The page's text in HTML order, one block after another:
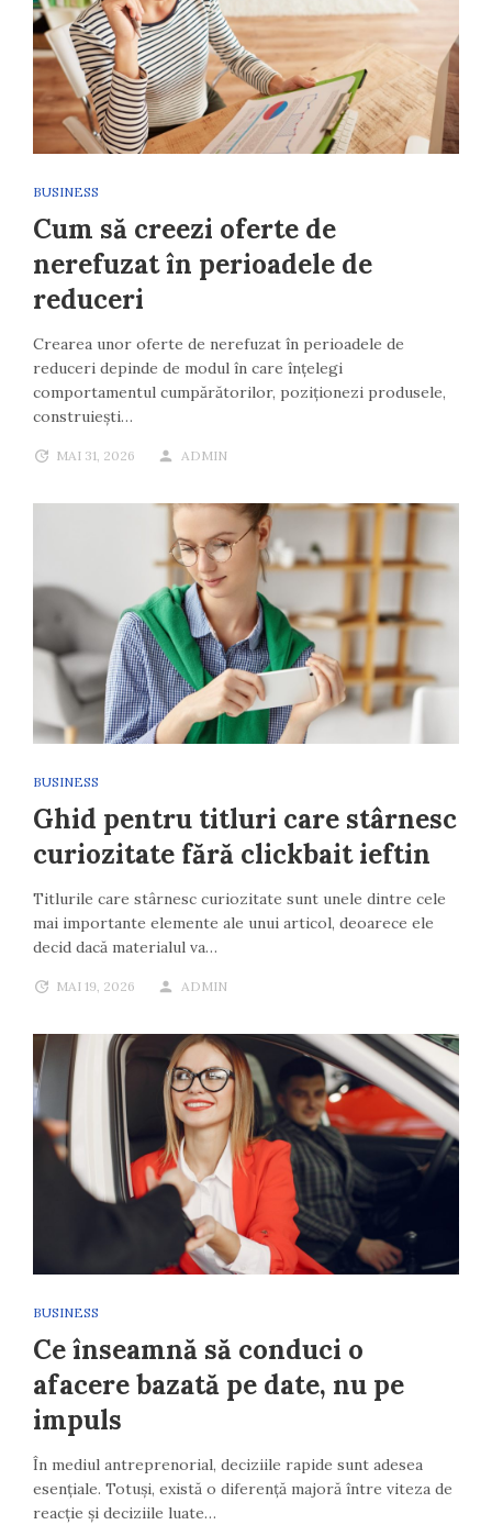
BUSINESS
Cum să creezi oferte de
nerefuzat în perioadele de
reduceri
Crearea unor oferte de nerefuzat în perioadele de
reduceri depinde de modul în care înțelegi
comportamentul cumpărătorilor, poziționezi produsele,
construiești…
MAI 31, 2026 ADMIN
BUSINESS
Ghid pentru titluri care stârnesc
curiozitate fără clickbait ieftin
Titlurile care stârnesc curiozitate sunt unele dintre cele
mai importante elemente ale unui articol, deoarece ele
decid dacă materialul va…
MAI 19, 2026 ADMIN
BUSINESS
Ce înseamnă să conduci o
afacere bazată pe date, nu pe
impuls
În mediul antreprenorial, deciziile rapide sunt adesea
esențiale. Totuși, există o diferență majoră între viteza de
reacție și deciziile luate…